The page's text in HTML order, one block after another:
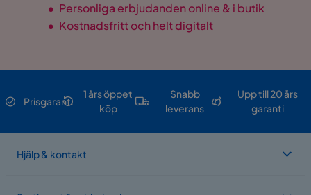
• Personliga erbjudanden online & i butik
• Kostnadsfritt och helt digitalt
Prisgaranti
1 års öppet
köp
Snabb
leverans
Upp till 20 års
garanti
Hjälp & kontakt